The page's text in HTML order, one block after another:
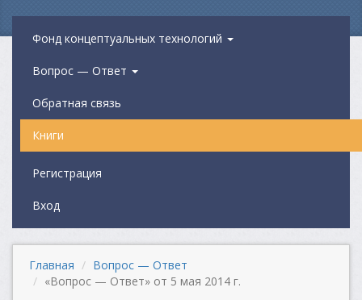
Фонд концептуальных технологий
Вопрос — Ответ
Обратная связь
Книги
Регистрация
Вход
Главная
Вопрос — Ответ
«Вопрос — Ответ» от 5 мая 2014 г.